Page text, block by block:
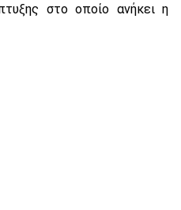
στο οποίο ανήκει η